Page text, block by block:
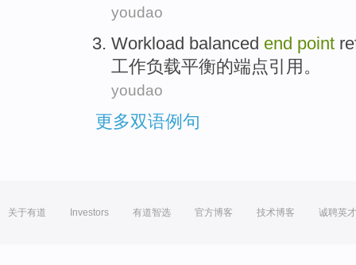
youdao
Workload balanced end point
工作负载平衡的端点引用 。
youdao
更多双语例句
关于有道 Investors 有道智选 官方博客 技术博客 诚聘英才